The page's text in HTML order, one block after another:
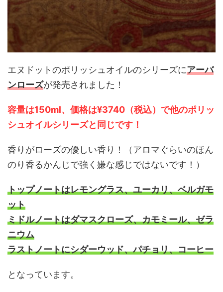
エヌドットのポリッシュオイルのシリーズにアーバ
ンローズが発売されました！
容量は150ml、価格は¥3740（税込）で他のポリッ
シュオイルシリーズと同じです！
香りがローズの優しい香り！（アロマぐらいのほん
のり香るかんじで強く嫌な感じではないです！）
トップノートはレモングラス、ユーカリ、ベルガモ
ット
ミドルノートはダマスクローズ、カモミール、ゼラ
ニウム
ラストノートにシダーウッド、パチョリ、コーヒー
となっています。